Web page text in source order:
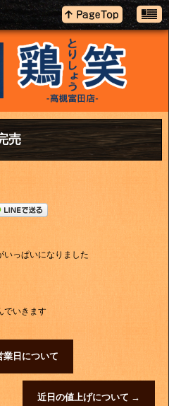
売
いっぱいになりました
でいきます
業日について
近日の値上げについて →